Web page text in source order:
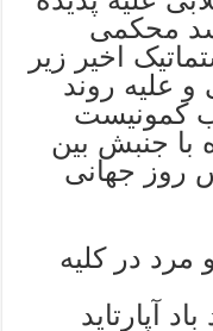
محکمی
اخیر زیر
و علیه روند
کمونیست
با جنبش بین
زن، ٨ مارس روز جهانی
مرد در کلیه
آپارتاید